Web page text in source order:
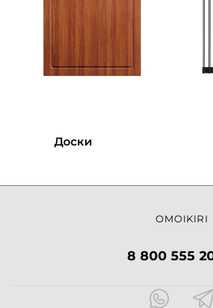
Доски
OMOIKIRI
8 800 555